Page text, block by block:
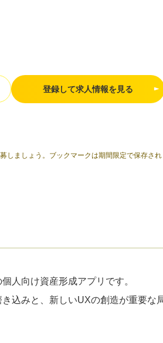
登録して求人情報を見る
しましょう。ブックマークは期間限定で保存さ
人向け資産形成アプリです。
込みと、新しいUXの創造が重要な